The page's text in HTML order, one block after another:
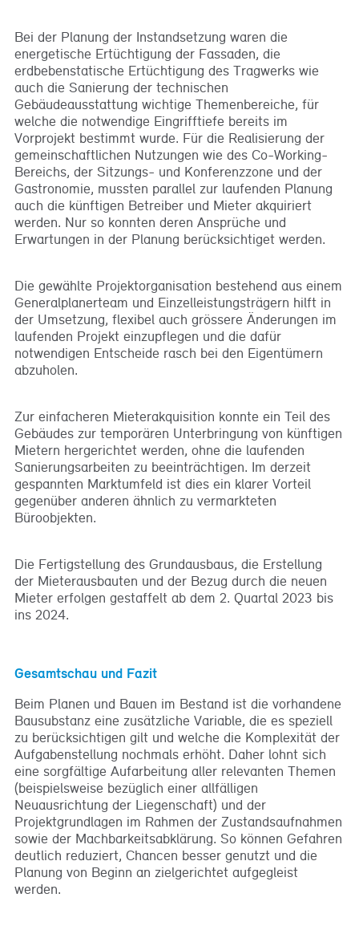
Bei der Planung der Instandsetzung waren die
energetische Ertüchtigung der Fassaden, die
erdbebenstatische Ertüchtigung des Tragwerks wie
auch die Sanierung der technischen
Gebäudeausstattung wichtige Themenbereiche, für
welche die notwendige Eingrifftiefe bereits im
Vorprojekt bestimmt wurde. Für die Realisierung der
gemeinschaftlichen Nutzungen wie des Co-Working-
Bereichs, der Sitzungs- und Konferenzzone und der
Gastronomie, mussten parallel zur laufenden Planung
auch die künftigen Betreiber und Mieter akquiriert
werden. Nur so konnten deren Ansprüche und
Erwartungen in der Planung berücksichtiget werden.
Die gewählte Projektorganisation bestehend aus einem
Generalplanerteam und Einzelleistungsträgern hilft in
der Umsetzung, flexibel auch grössere Änderungen im
laufenden Projekt einzupflegen und die dafür
notwendigen Entscheide rasch bei den Eigentümern
abzuholen.
Zur einfacheren Mieterakquisition konnte ein Teil des
Gebäudes zur temporären Unterbringung von künftigen
Mietern hergerichtet werden, ohne die laufenden
Sanierungsarbeiten zu beeinträchtigen. Im derzeit
gespannten Marktumfeld ist dies ein klarer Vorteil
gegenüber anderen ähnlich zu vermarkteten
Büroobjekten.
Die Fertigstellung des Grundausbaus, die Erstellung
der Mieterausbauten und der Bezug durch die neuen
Mieter erfolgen gestaffelt ab dem 2. Quartal 2023 bis
ins 2024.
Gesamtschau und Fazit
Beim Planen und Bauen im Bestand ist die vorhandene
Bausubstanz eine zusätzliche Variable, die es speziell
zu berücksichtigen gilt und welche die Komplexität der
Aufgabenstellung nochmals erhöht. Daher lohnt sich
eine sorgfältige Aufarbeitung aller relevanten Themen
(beispielsweise bezüglich einer allfälligen
Neuausrichtung der Liegenschaft) und der
Projektgrundlagen im Rahmen der Zustandsaufnahmen
sowie der Machbarkeitsabklärung. So können Gefahren
deutlich reduziert, Chancen besser genutzt und die
Planung von Beginn an zielgerichtet aufgegleist
werden.